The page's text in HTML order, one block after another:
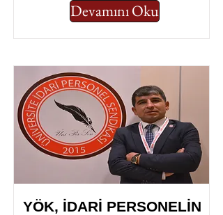
Devamını Oku
YÖK, İDARİ PERSONELİN